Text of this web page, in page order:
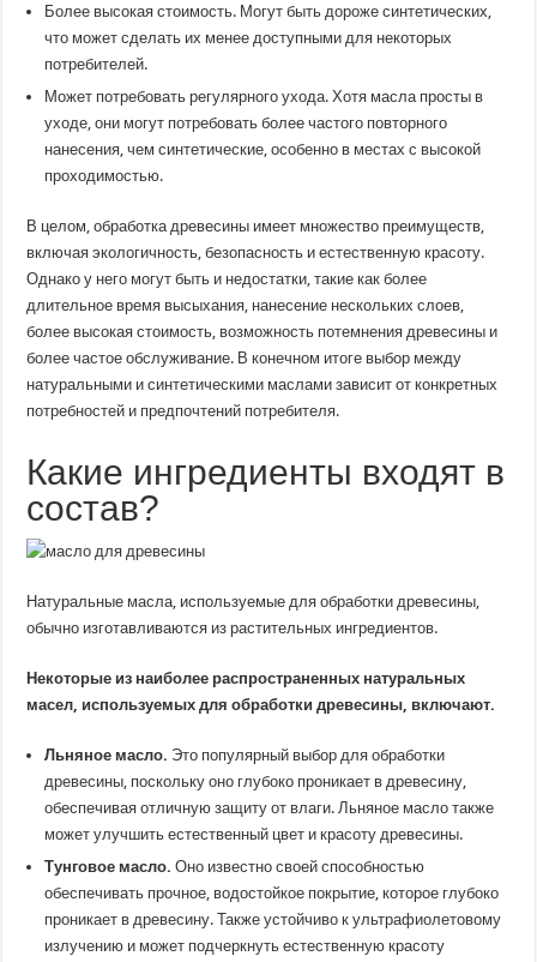
Более высокая стоимость. Могут быть дороже синтетических,
что может сделать их менее доступными для некоторых
потребителей.
Может потребовать регулярного ухода. Хотя масла просты в
уходе, они могут потребовать более частого повторного
нанесения, чем синтетические, особенно в местах с высокой
проходимостью.
В целом, обработка древесины имеет множество преимуществ,
включая экологичность, безопасность и естественную красоту.
Однако у него могут быть и недостатки, такие как более
длительное время высыхания, нанесение нескольких слоев,
более высокая стоимость, возможность потемнения древесины и
более частое обслуживание. В конечном итоге выбор между
натуральными и синтетическими маслами зависит от конкретных
потребностей и предпочтений потребителя.
Какие ингредиенты входят в
состав?
Натуральные масла, используемые для обработки древесины,
обычно изготавливаются из растительных ингредиентов.
Некоторые из наиболее распространенных натуральных
масел, используемых для обработки древесины, включают.
Льняное масло. Это популярный выбор для обработки
древесины, поскольку оно глубоко проникает в древесину,
обеспечивая отличную защиту от влаги. Льняное масло также
может улучшить естественный цвет и красоту древесины.
Тунговое масло. Оно известно своей способностью
обеспечивать прочное, водостойкое покрытие, которое глубоко
проникает в древесину. Также устойчиво к ультрафиолетовому
излучению и может подчеркнуть естественную красоту